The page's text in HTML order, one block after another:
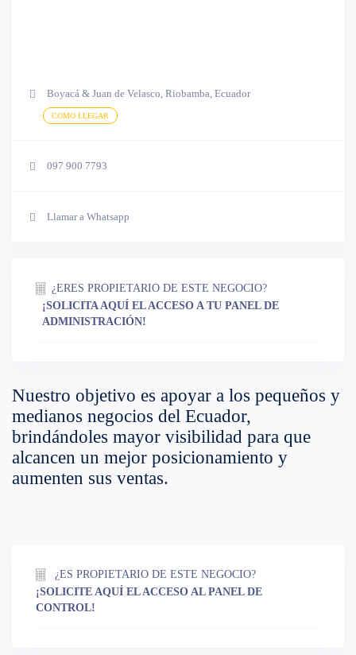
Boyacá & Juan de Velasco, Riobamba, Ecuador
COMO LLEGAR
097 900 7793
Llamar a Whatsapp
¿ERES PROPIETARIO DE ESTE NEGOCIO?
¡SOLICITA AQUÍ EL ACCESO A TU PANEL DE
ADMINISTRACIÓN!
Nuestro objetivo es apoyar a los pequeños y
medianos negocios del Ecuador,
brindándoles mayor visibilidad para que
alcancen un mejor posicionamiento y
aumenten sus ventas.
¿ES PROPIETARIO DE ESTE NEGOCIO?
¡SOLICITE AQUÍ EL ACCESO AL PANEL DE
CONTROL!